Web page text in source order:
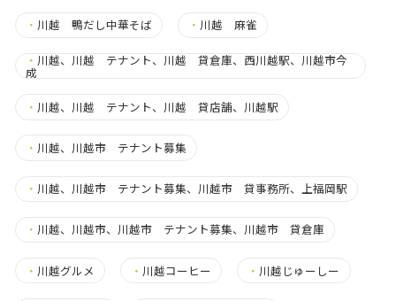
・ 川越 鴨だし中華そば ・ 川越 麻雀
・ 川越、川越 テナント、川越 貸倉庫、西川越駅、川越市今
成
・ 川越、川越 テナント、川越 貸店舗、川越駅
・ 川越、川越市 テナント募集
・ 川越、川越市 テナント募集、川越市 貸事務所、上福岡駅
・ 川越、川越市、川越市 テナント募集、川越市 貸倉庫
・ 川越グルメ ・ 川越コーヒー ・ 川越じゅーしー